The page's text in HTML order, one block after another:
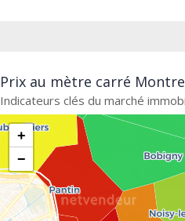
Prix au mètre carré
Indicateurs clés du marché
+
−